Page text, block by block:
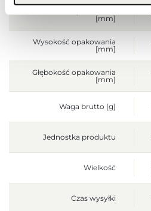
[mm]
Wysokość opakowania
[mm]
Głębokość opakowania
[mm]
Waga brutto [g]
Jednostka produktu
Wielkość
Czas wysyłki